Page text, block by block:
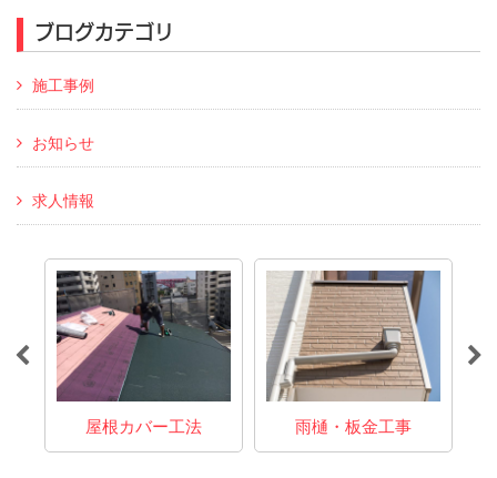
ブログカテゴリ
施工事例
お知らせ
求人情報
屋根カバー工法 雨樋・板金工事